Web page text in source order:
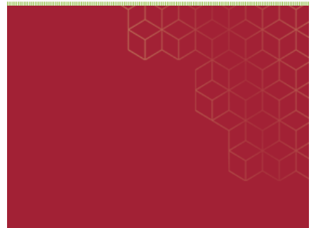
Estoy de acuerdo con las
condiciones y políticas de